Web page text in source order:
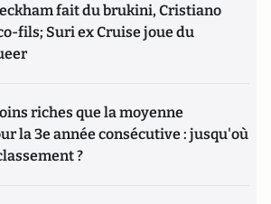
fait du brukini, Cristiano
fils; Suri ex Cruise joue du
riches que la moyenne
la 3e année consécutive : jusqu'où
?